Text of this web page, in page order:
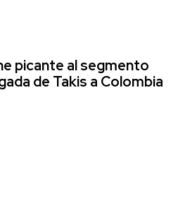
picante al segmento
de Takis a Colombia